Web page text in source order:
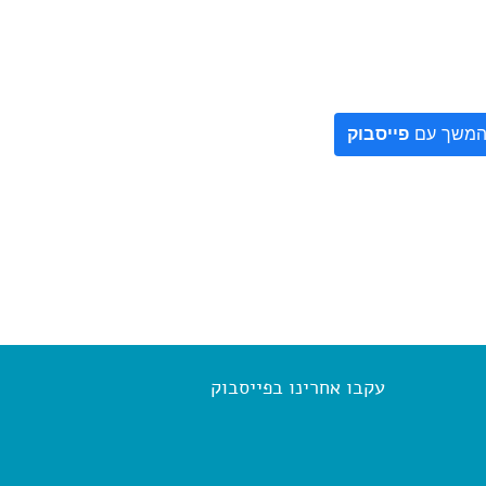
המשך עם פייסבוק
עקבו אחרינו בפייסבוק